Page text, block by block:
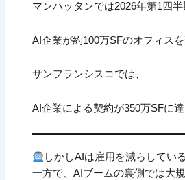
マンハッタンでは2026年第1四半
AI企業が約100万SFのオフィスを
サンフランシスコでは、
AI企業による契約が350万SFに達
しかしAIは雇用を減らしている
一方で、AIブームの裏側では大